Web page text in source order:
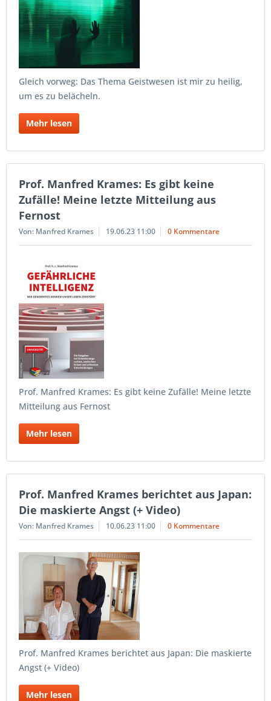
Gleich vorweg: Das Thema Geistwesen ist mir zu heilig,
um es zu belächeln.
Mehr lesen
Prof. Manfred Krames: Es gibt keine
Zufälle! Meine letzte Mitteilung aus
Fernost
Von: Manfred Krames 19.06.23 11:00 0 Kommentare
Prof. Manfred Krames: Es gibt keine Zufälle! Meine letzte
Mitteilung aus Fernost
Mehr lesen
Prof. Manfred Krames berichtet aus Japan:
Die maskierte Angst (+ Video)
Von: Manfred Krames 10.06.23 11:00 0 Kommentare
Prof. Manfred Krames berichtet aus Japan: Die maskierte
Angst (+ Video)
Mehr lesen